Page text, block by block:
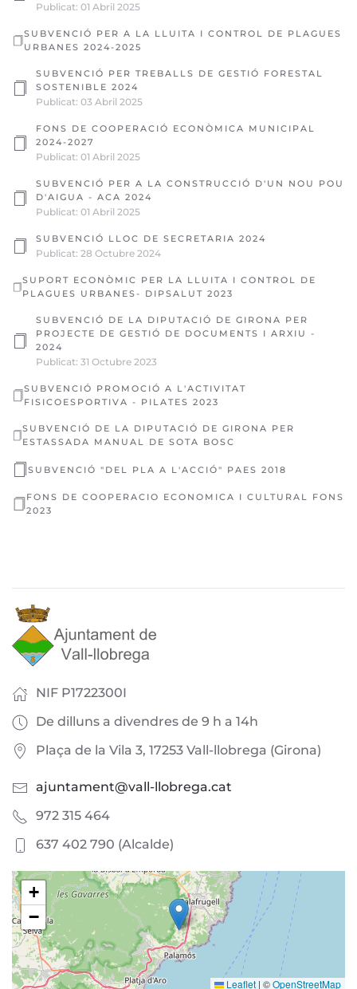
Publicat: 01 Abril 2025
SUBVENCIÓ PER A LA LLUITA I CONTROL DE PLAGUES
URBANES 2024-2025
SUBVENCIÓ PER TREBALLS DE GESTIÓ FORESTAL
SOSTENIBLE 2024
Publicat: 03 Abril 2025
FONS DE COOPERACIÓ ECONÒMICA MUNICIPAL
2024-2027
Publicat: 01 Abril 2025
SUBVENCIÓ PER A LA CONSTRUCCIÓ D'UN NOU POU
D'AIGUA - ACA 2024
Publicat: 01 Abril 2025
SUBVENCIÓ LLOC DE SECRETARIA 2024
Publicat: 28 Octubre 2024
SUPORT ECONÒMIC PER LA LLUITA I CONTROL DE
PLAGUES URBANES- DIPSALUT 2023
SUBVENCIÓ DE LA DIPUTACIÓ DE GIRONA PER
PROJECTE DE GESTIÓ DE DOCUMENTS I ARXIU -
2024
Publicat: 31 Octubre 2023
SUBVENCIÓ PROMOCIÓ A L'ACTIVITAT
FISICOESPORTIVA - PILATES 2023
SUBVENCIÓ DE LA DIPUTACIÓ DE GIRONA PER
ESTASSADA MANUAL DE SOTA BOSC
SUBVENCIÓ "DEL PLA A L'ACCIÓ" PAES 2018
FONS DE COOPERACIO ECONOMICA I CULTURAL FONS
2023
NIF P1722300I
De dilluns a divendres de 9 h a 14h
Plaça de la Vila 3, 17253 Vall-llobrega (Girona)
ajuntament@vall-llobrega.cat
972 315 464
637 402 790 (Alcalde)
+
−
Leaflet | ©OpenStreetMap